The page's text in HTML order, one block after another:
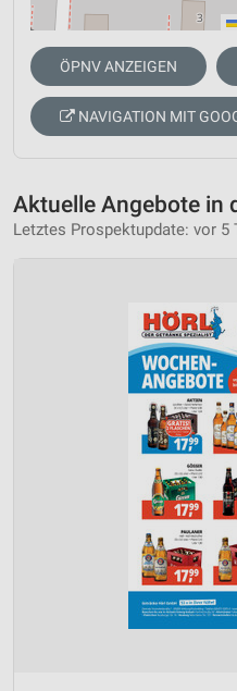
ÖPNV ANZEIGEN
NAVIGATION MIT
Aktuelle Angebote in
Letztes Prospektupdate: vor 5